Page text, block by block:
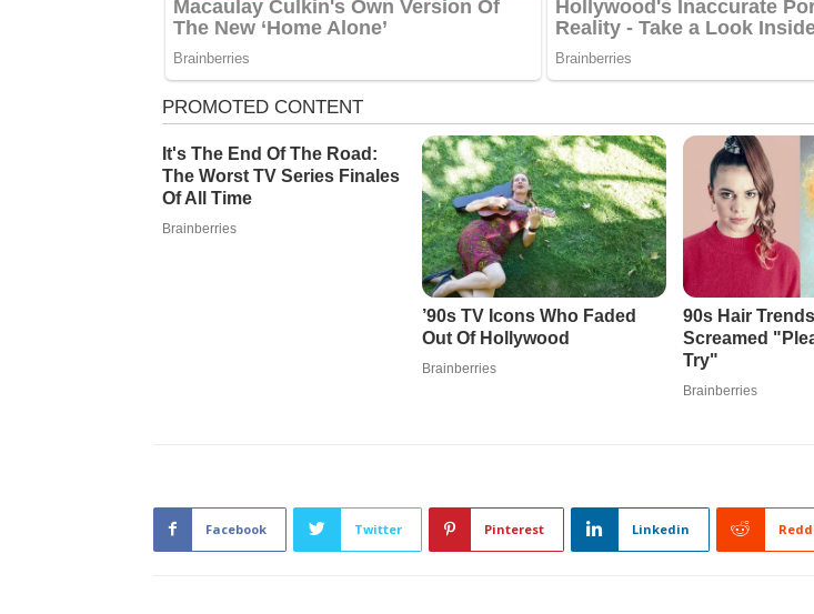
Facebook Twitter Pinterest Linkedin